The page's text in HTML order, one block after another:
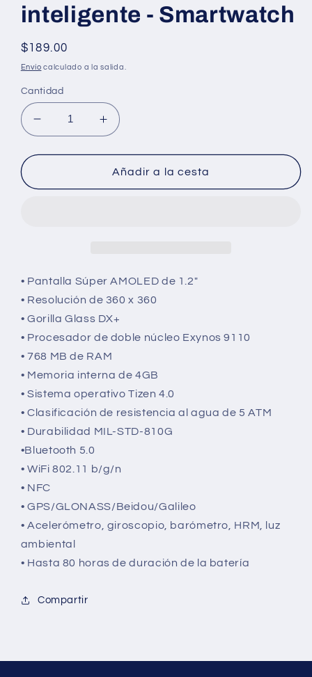
inteligente - Smartwatch
Precio
regular
$189.00
Envío calculado a la salida.
Cantidad
Disminuir
la
cantidad
Samsung
Reloj
inteligente
Smartwatch
Aumentar
cantidad
para
Samsung
Galaxy
inteligente
Añadir a la cesta
• Pantalla Súper AMOLED de 1.2"
• Resolución de 360 ​​x 360
• Gorilla Glass DX+
• Procesador de doble núcleo Exynos 9110
• 768 MB de RAM
• Memoria interna de 4GB
• Sistema operativo Tizen 4.0
• Clasificación de resistencia al agua de 5 ATM
• Durabilidad MIL-STD-810G
•Bluetooth 5.0
• WiFi 802.11 b/g/n
• NFC
• GPS/GLONASS/Beidou/Galileo
• Acelerómetro, giroscopio, barómetro, HRM, luz
ambiental
• Hasta 80 horas de duración de la batería
Compartir